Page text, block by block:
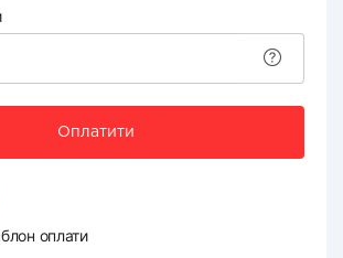
Оплатити
оплати